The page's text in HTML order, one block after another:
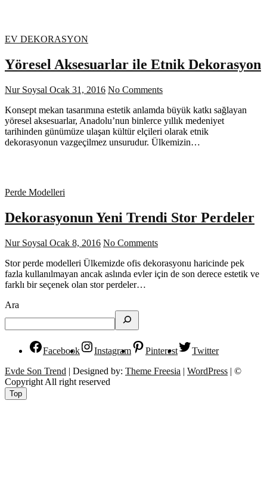
EV DEKORASYON
Yöresel Aksesuarlar ile Etnik Dekorasyon
Nur Soysal Ocak 31, 2016 No Comments
Konsept mekan tasarımına estetik anlamda büyük katkı sağlayan
yöresel aksesuarlar, Anadolu’nun binlerce yıllık medeniyet
tarihinden günümüze ulaşan kültür elçileri olarak etnik
dekorasyonun vazgeçilmez unsurudur. Ülkemizin…
Perde Modelleri
Dekorasyonun Yeni Trendi Stor Perdeler
Nur Soysal Ocak 8, 2016 No Comments
Stor perde modelleri Ülkemizde ofis dekorasyonu haricinde pek
fazla kullanılmayan ancak aslında evler için de son derece estetik ve
farklı bir seçenek olan stor perdeler…
Ara
Facebook Instagram Pinterest
Twitter
Evde Son Trend | Designed by: Theme Freesia | WordPress | ©
Copyright All right reserved
Top